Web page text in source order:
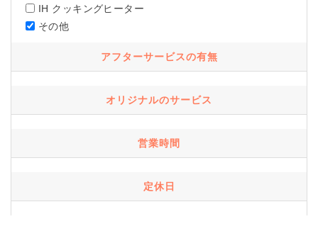
IH クッキングヒーター
その他
アフターサービスの有無
オリジナルのサービス
営業時間
定休日